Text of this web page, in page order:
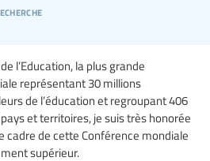
l’Education, la plus grande
représentant 30 millions
de l’éducation et regroupant 406
et territoires, je suis très honorée
cadre de cette Conférence mondiale
supérieur.